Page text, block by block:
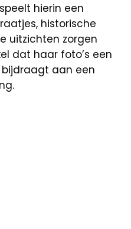
hierin een
historische
uitzichten zorgen
dat haar foto’s een
aan een